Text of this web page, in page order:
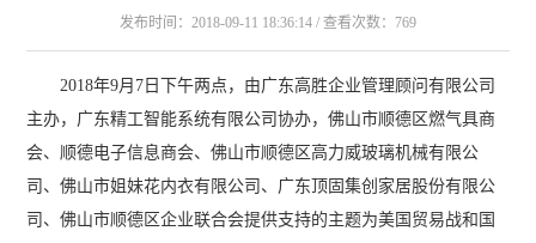
发布时间：2018-09-11 18:36:14 / 查看次数：769
2018年9月7日下午两点，由广东高胜企业管理顾问有限公司
主办，广东精工智能系统有限公司协办，佛山市顺德区燃气具商
会、顺德电子信息商会、佛山市顺德区高力威玻璃机械有限公
司、佛山市姐妹花内衣有限公司、广东顶固集创家居股份有限公
司、佛山市顺德区企业联合会提供支持的主题为美国贸易战和国